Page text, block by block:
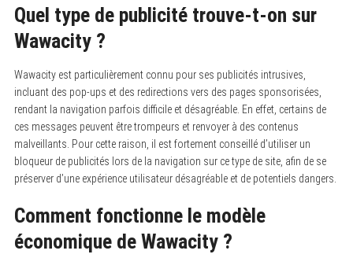
Quel type de publicité trouve-t-on sur
Wawacity ?
Wawacity est particulièrement connu pour ses publicités intrusives,
incluant des pop-ups et des redirections vers des pages sponsorisées,
rendant la navigation parfois difficile et désagréable. En effet, certains de
ces messages peuvent être trompeurs et renvoyer à des contenus
malveillants. Pour cette raison, il est fortement conseillé d’utiliser un
bloqueur de publicités lors de la navigation sur ce type de site, afin de se
préserver d’une expérience utilisateur désagréable et de potentiels dangers.
Comment fonctionne le modèle
économique de Wawacity ?